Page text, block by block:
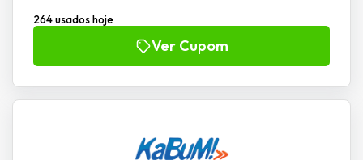
264 usados hoje
Ver Cupom